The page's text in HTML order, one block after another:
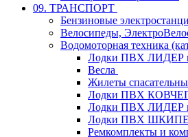
09. ТРАНСПОРТ
Бензиновые
Велосипеды,
Водомоторная техника
Лодки ПВХ ЛИДЕР
Весла
Жилеты
Лодки ПВХ
Лодки ПВХ ЛИДЕР
Лодки ПВХ
Ремкомплекты и